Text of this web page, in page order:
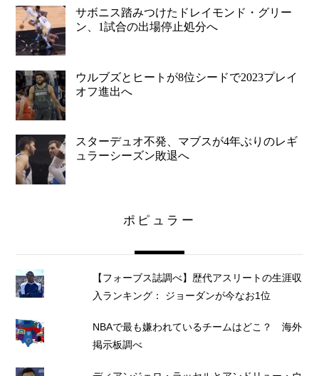
サボニス踏みつけたドレイモンド・グリー
ン、1試合の出場停止処分へ
ウルブズとヒートが8位シードで2023プレイ
オフ進出へ
スターデュオ不発、マブスが4年ぶりのレギ
ュラーシーズン敗退へ
ポピュラー
【フォーブス誌調べ】歴代アスリートの生涯収
入ランキング： ジョーダンが今なお1位
NBAで最も嫌われているチームはどこ？ 海外
掲示板調べ